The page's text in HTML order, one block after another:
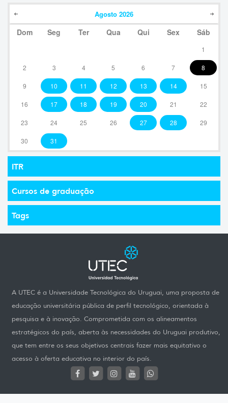
Agosto 2026
Dom Seg Ter Qua Qui Sex Sáb
1
2 3 4 5 6 7 8
9 10 11 12 13 14 15
16 17 18 19 20 21 22
23 24 25 26 27 28 29
30 31
ITR
Cursos de graduação
Tags
A UTEC é a Universidade Tecnológica do Uruguai, uma proposta de
educação universitária pública de perfil tecnológico, orientada à
pesquisa e à inovação. Comprometida com os alineamentos
estratégicos do país, aberta às necessidades do Uruguai produtivo,
que tem entre os seus objetivos centrais fazer mais equitativo o
acesso à oferta educativa no interior do país.